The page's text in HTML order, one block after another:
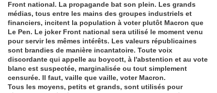
Front national. La propagande bat son plein. Les grands
médias, tous entre les mains des groupes industriels et
financiers, incitent la population à voter plutôt Macron que
Le Pen. Le joker Front national sera utilisé le moment venu
pour servir les mêmes intérêts. Les valeurs républicaines
sont brandies de manière incantatoire. Toute voix
discordante qui appelle au boycott, à l'abstention et au vote
blanc est suspectée, marginalisée ou tout simplement
censurée. Il faut, vaille que vaille, voter Macron.
Tous les moyens, petits et grands, sont utilisés pour